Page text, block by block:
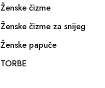
Ženske čizme
Ženske čizme za snijeg
Ženske papuče
TORBE